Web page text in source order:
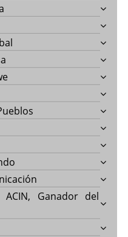
Ganador del